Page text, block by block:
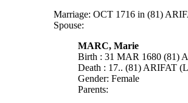
Marriage: OCT 1716 in (81)
Spouse:
MARC, Marie
Birth : 31 MAR 1680 (81)
Death : 17.. (81) ARIFAT
Gender: Female
Parents: